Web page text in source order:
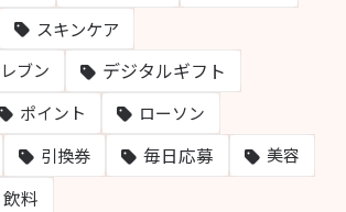
スキンケア
ブン デジタルギフト
ポイント ローソン
引換券 毎日応募 美容
飲料